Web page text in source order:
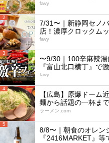
favy
2
7/31〜｜新静岡セノ
店！濃厚クロックム
favy
3
〜9/30｜100辛麻辣湯
『富山北口横丁』で
favy
4
【広島】原爆ドーム
麺から話題の一杯まで
ラーメン.com
5
8/8〜｜朝食のオレン
『2416MARKET』